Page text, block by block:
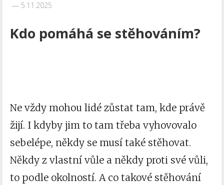
5.11.2025
Kdo pomáhá se stěhováním?
Ne vždy mohou lidé zůstat tam, kde právě
žijí. I kdyby jim to tam třeba vyhovovalo
sebelépe, někdy se musí také stěhovat.
Někdy z vlastní vůle a někdy proti své vůli,
to podle okolností. A co takové stěhování